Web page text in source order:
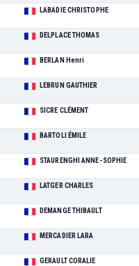
LABADIE CHRISTOPHE
DELPLACE THOMAS
BERLAN Henri
LEBRUN GAUTHIER
SICRE CLÉMENT
BARTOLI ÉMILE
STAURENGHI ANNE-SOPHIE
LATGER CHARLES
DEMANGE THIBAULT
MERCADIER LARA
GERAULT CORALIE